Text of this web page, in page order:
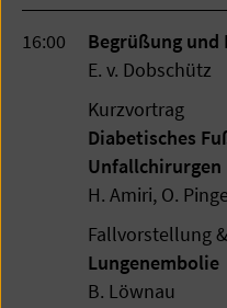
16:00
Begrüßung und
E. v. Dobschütz
Kurzvortrag
Diabetisches
Unfallchirurgen
H. Amiri, O.
Fallvorstellung
Lungenembolie
B. Löwnau